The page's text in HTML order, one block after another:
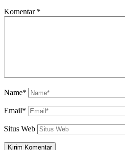
Komentar *
Name*
Email*
Situs Web